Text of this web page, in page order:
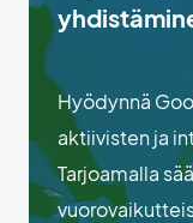
Hyödynnä
aktiivisten ja
Tarjoamalla